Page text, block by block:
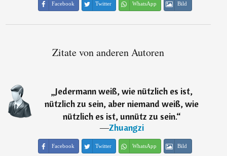
Facebook Twitter WhatsApp Bild
Zitate von anderen Autoren
„Jedermann weiß, wie nützlich es ist,
nützlich zu sein, aber niemand weiß, wie
nützlich es ist, unnütz zu sein.“
―Zhuangzi
Facebook Twitter WhatsApp Bild